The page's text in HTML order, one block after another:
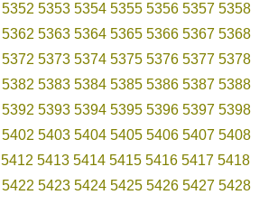
5352 5353 5354 5355 5356 5357 5358
5362 5363 5364 5365 5366 5367 5368
5372 5373 5374 5375 5376 5377 5378
5382 5383 5384 5385 5386 5387 5388
5392 5393 5394 5395 5396 5397 5398
5402 5403 5404 5405 5406 5407 5408
5412 5413 5414 5415 5416 5417 5418
5422 5423 5424 5425 5426 5427 5428